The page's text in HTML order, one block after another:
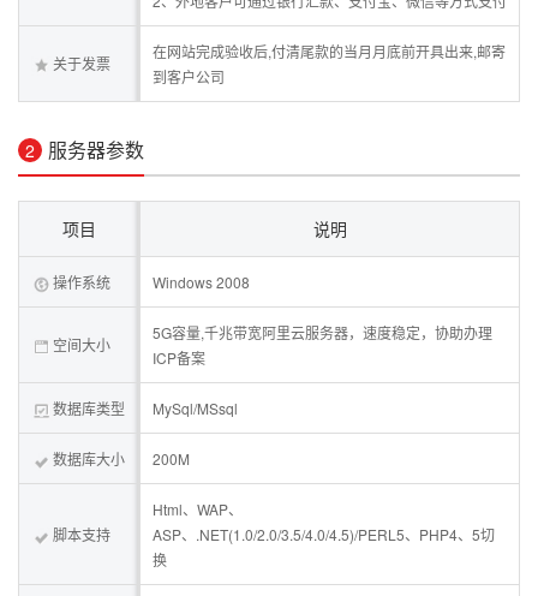
关于发票
在网站完成验收后,付清尾款的当月月底前开具出来,邮寄
到客户公司
2 服务器参数
项目 说明
操作系统 Windows 2008
空间大小
5G容量,千兆带宽阿里云服务器，速度稳定，协助办理
ICP备案
数据库类型 MySql/MSsql
数据库大小 200M
脚本支持
Html、WAP、
ASP、.NET(1.0/2.0/3.5/4.0/4.5)/PERL5、PHP4、5切
换